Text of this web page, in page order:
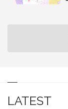
LATEST